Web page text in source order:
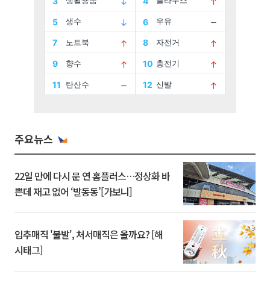
주요뉴스
22일 만에 다시 문 연 홈플러스…정상화 바
쁜데 재고 없어 ‘발동동’[가보니]
입추매직 '불발', 처서매직은 올까요? [해
시태그]